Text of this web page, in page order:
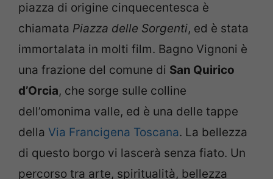
piazza di origine cinquecentesca è
chiamata Piazza delle Sorgenti, ed è stata
immortalata in molti film. Bagno Vignoni è
una frazione del comune di San Quirico
d’Orcia, che sorge sulle colline
dell’omonima valle, ed è una delle tappe
della Via Francigena Toscana. La bellezza
di questo borgo vi lascerà senza fiato. Un
percorso tra arte, spiritualità, bellezza